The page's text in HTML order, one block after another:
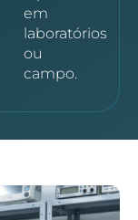
em
laboratórios
ou
campo.